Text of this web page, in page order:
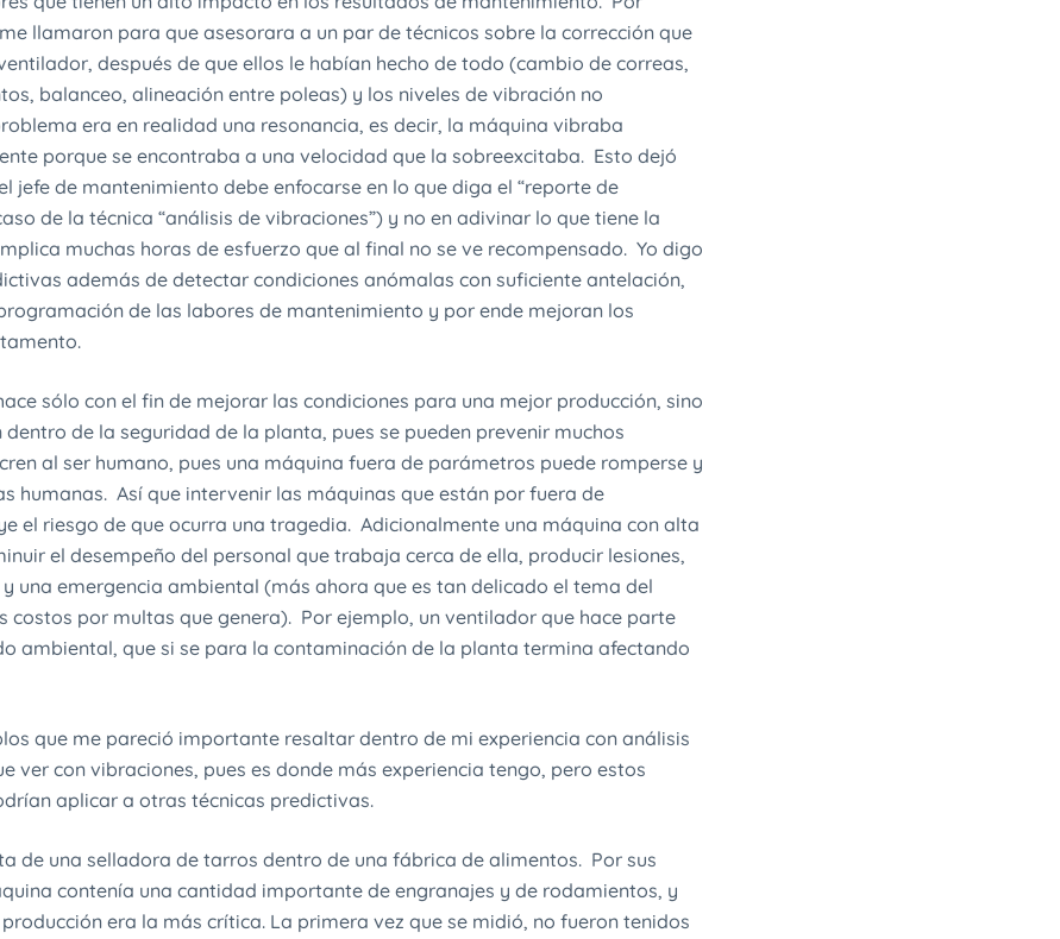
llamaron para que asesorara a un par de técnicos sobre la corrección que
después de que ellos le habían hecho de todo (cambio de correas,
balanceo, alineación entre poleas) y los niveles de vibración no
era en realidad una resonancia, es decir, la máquina vibraba
porque se encontraba a una velocidad que la sobreexcitaba. Esto dejó
jefe de mantenimiento debe enfocarse en lo que diga el “reporte de
de la técnica “análisis de vibraciones”) y no en adivinar lo que tiene la
muchas horas de esfuerzo que al final no se ve recompensado. Yo digo
además de detectar condiciones anómalas con suficiente antelación,
de las labores de mantenimiento y por ende mejoran los
sólo con el fin de mejorar las condiciones para una mejor producción, sino
de la seguridad de la planta, pues se pueden prevenir muchos
al ser humano, pues una máquina fuera de parámetros puede romperse y
humanas. Así que intervenir las máquinas que están por fuera de
el riesgo de que ocurra una tragedia. Adicionalmente una máquina con alta
el desempeño del personal que trabaja cerca de ella, producir lesiones,
una emergencia ambiental (más ahora que es tan delicado el tema del
costos por multas que genera). Por ejemplo, un ventilador que hace parte
ambiental, que si se para la contaminación de la planta termina afectando
que me pareció importante resaltar dentro de mi experiencia con análisis
ver con vibraciones, pues es donde más experiencia tengo, pero estos
aplicar a otras técnicas predictivas.
de una selladora de tarros dentro de una fábrica de alimentos. Por sus
contenía una cantidad importante de engranajes y de rodamientos, y
era la más crítica. La primera vez que se midió, no fueron tenidos